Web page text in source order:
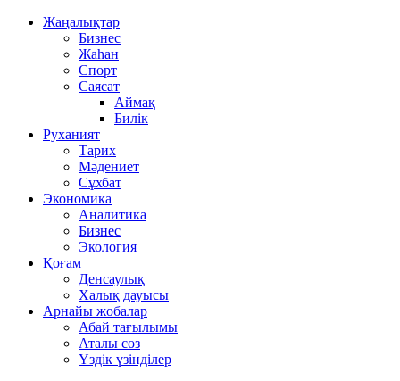
Жаңалықтар
Бизнес
Жаһан
Спорт
Саясат
Аймақ
Билік
Руханият
Тарих
Мәдениет
Сұхбат
Экономика
Аналитика
Бизнес
Экология
Қоғам
Денсаулық
Халық дауысы
Арнайы жобалар
Абай тағылымы
Аталы сөз
Үздік үзінділер